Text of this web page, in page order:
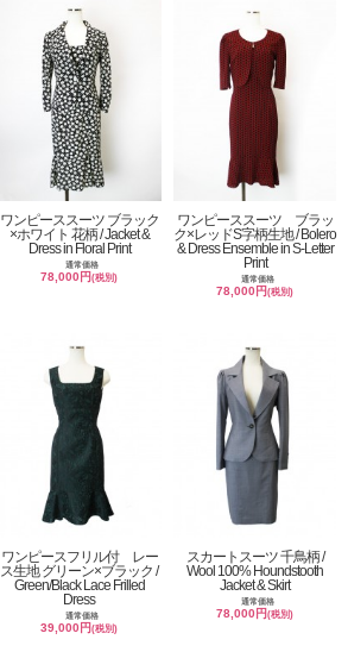
ワンピーススーツ ブラック
×ホワイト 花柄 / Jacket &
Dress in Floral Print
通常価格
78,000円(税別)
ワンピーススーツ ブラッ
ク×レッドS字柄生地 / Bolero
& Dress Ensemble in S-Letter
Print
通常価格
78,000円(税別)
ワンピースフリル付 レー
ス生地 グリーン×ブラック /
Green/Black Lace Frilled
Dress
通常価格
39,000円(税別)
スカートスーツ 千鳥柄 /
Wool 100% Houndstooth
Jacket & Skirt
通常価格
78,000円(税別)